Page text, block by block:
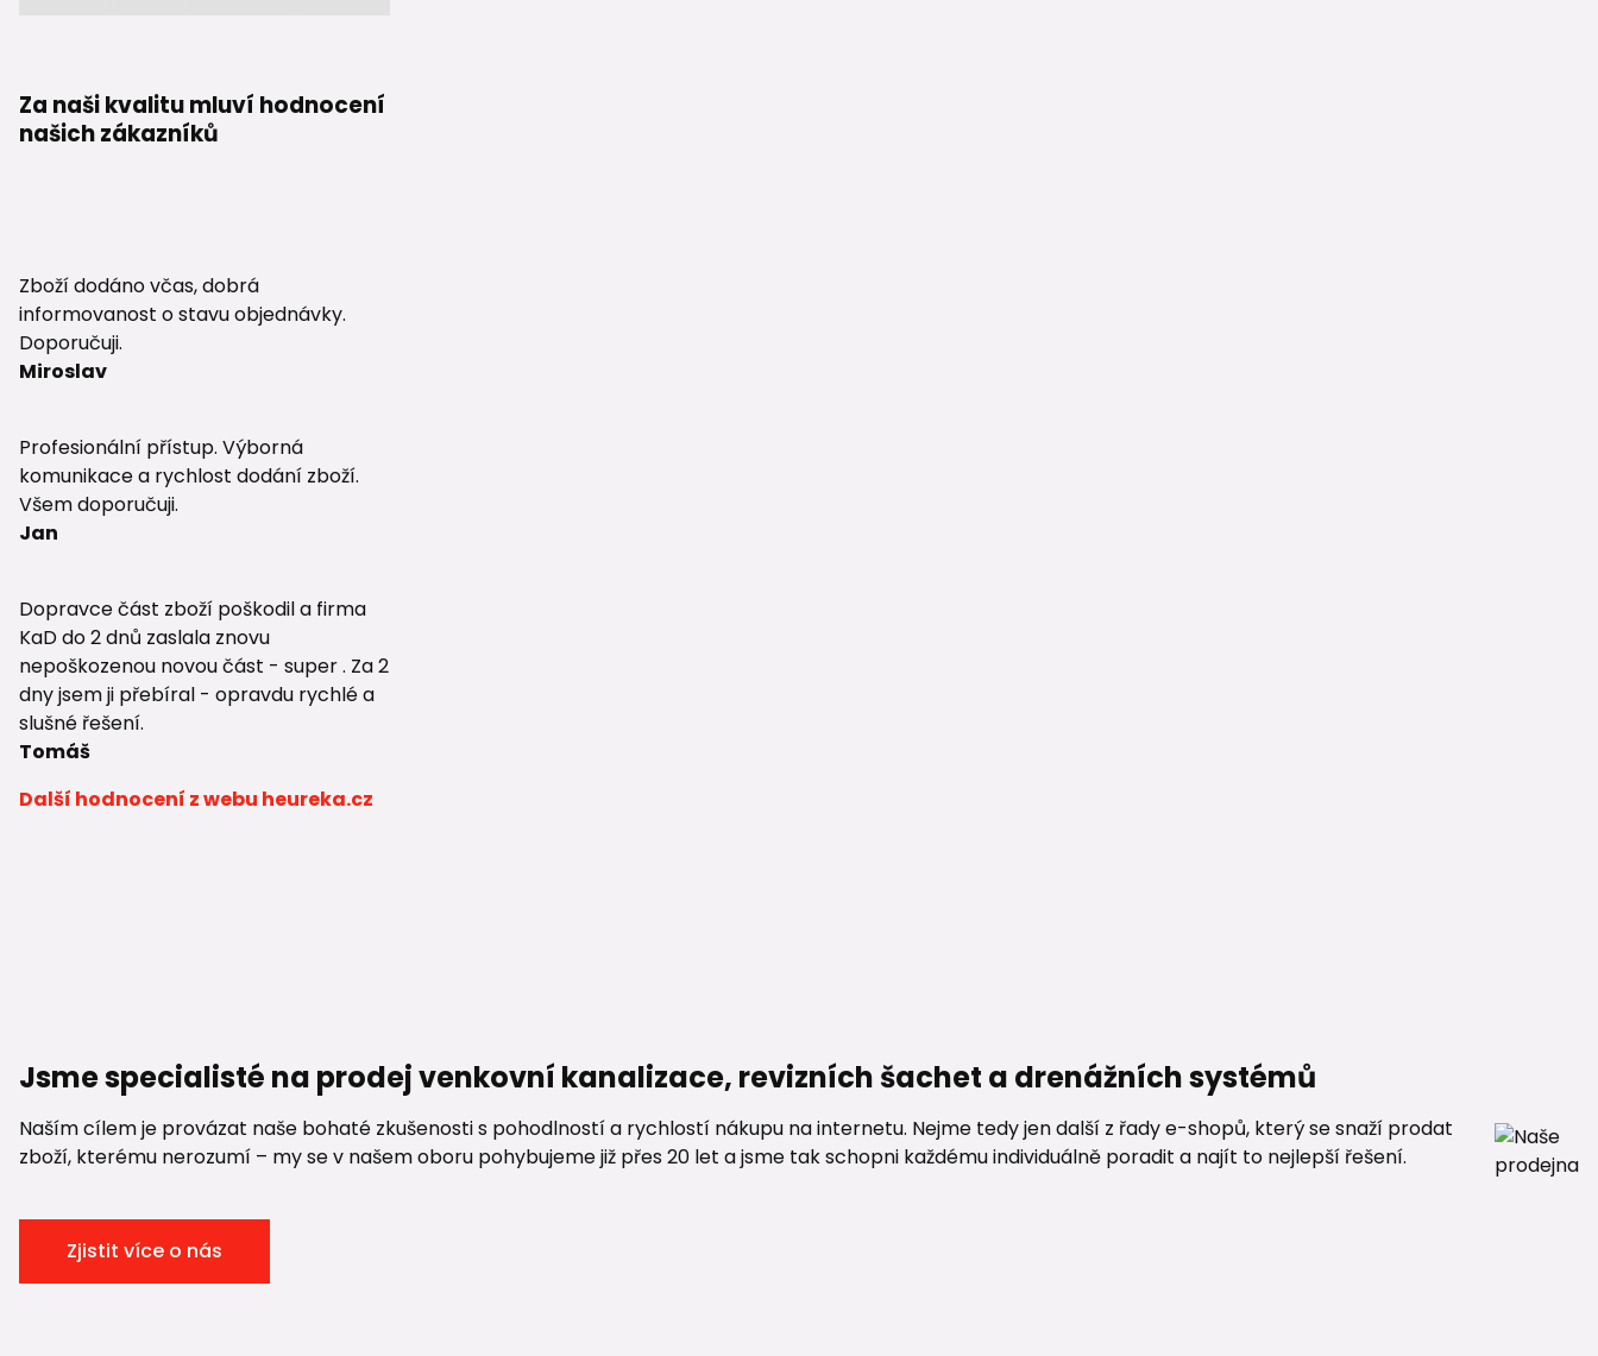
Za naši kvalitu mluví hodnocení
našich zákazníků
Zboží dodáno včas, dobrá
informovanost o stavu objednávky.
Doporučuji.
Miroslav
Profesionální přístup. Výborná
komunikace a rychlost dodání zboží.
Všem doporučuji.
Jan
Dopravce část zboží poškodil a firma
KaD do 2 dnů zaslala znovu
nepoškozenou novou část - super . Za 2
dny jsem ji přebíral - opravdu rychlé a
slušné řešení.
Tomáš
Další hodnocení z webu heureka.cz
Jsme specialisté na prodej venkovní kanalizace, revizních šachet a drenážních systémů
Naším cílem je provázat naše bohaté zkušenosti s pohodlností a rychlostí nákupu na internetu. Nejme tedy jen další z řady e-shopů, který se snaží prodat
zboží, kterému nerozumí – my se v našem oboru pohybujeme již přes 20 let a jsme tak schopni každému individuálně poradit a najít to nejlepší řešení.
Zjistit více o nás